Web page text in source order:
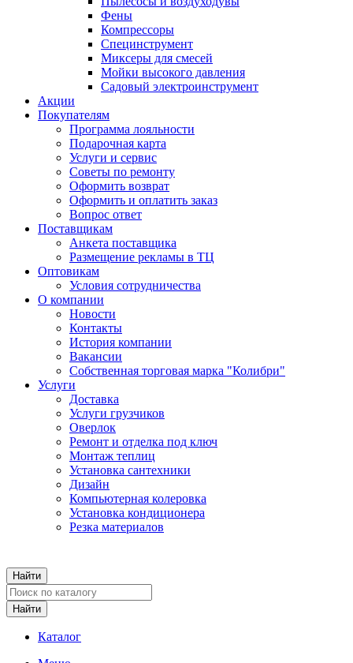
Фены
Компрессоры
Специнструмент
Миксеры для смесей
Мойки высокого давления
Садовый электроинструмент
Акции
Покупателям
Программа лояльности
Подарочная карта
Услуги и сервис
Советы по ремонту
Оформить возврат
Оформить и оплатить заказ
Вопрос ответ
Поставщикам
Анкета поставщика
Размещение рекламы в ТЦ
Оптовикам
Условия сотрудничества
О компании
Новости
Контакты
История компании
Вакансии
Собственная торговая марка "Колибри"
Услуги
Доставка
Услуги грузчиков
Оверлок
Ремонт и отделка под ключ
Монтаж теплиц
Установка сантехники
Дизайн
Компьютерная колеровка
Установка кондиционера
Резка материалов
Каталог